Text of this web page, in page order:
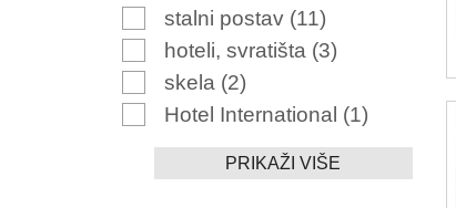
stalni postav (11)
hoteli, svratišta (3)
skela (2)
Hotel International (1)
PRIKAŽI VIŠE